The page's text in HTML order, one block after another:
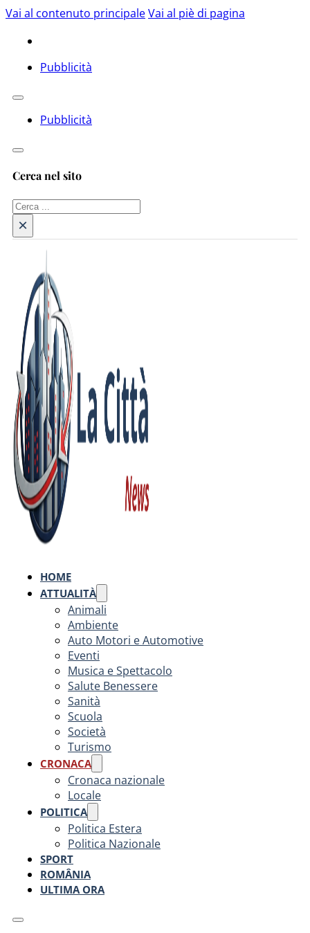
Vai al contenuto principaleVai al piè di pagina
Pubblicità
Pubblicità
Cerca nel sito
Cerca
×
HOME
ATTUALITÀ
Animali
Ambiente
Auto Motori e Automotive
Eventi
Musica e Spettacolo
Salute Benessere
Sanità
Scuola
Società
Turismo
CRONACA
Cronaca nazionale
Locale
POLITICA
Politica Estera
Politica Nazionale
SPORT
ROMÂNIA
ULTIMA ORA